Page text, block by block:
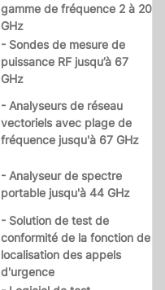
gamme de fréquence 2 à 20
GHz
- Sondes de mesure de
puissance RF jusqu’à 67
GHz
- Analyseurs de réseau
vectoriels avec plage de
fréquence jusqu'à 67 GHz
- Analyseur de spectre
portable jusqu'à 44 GHz
- Solution de test de
conformité de la fonction de
localisation des appels
d'urgence